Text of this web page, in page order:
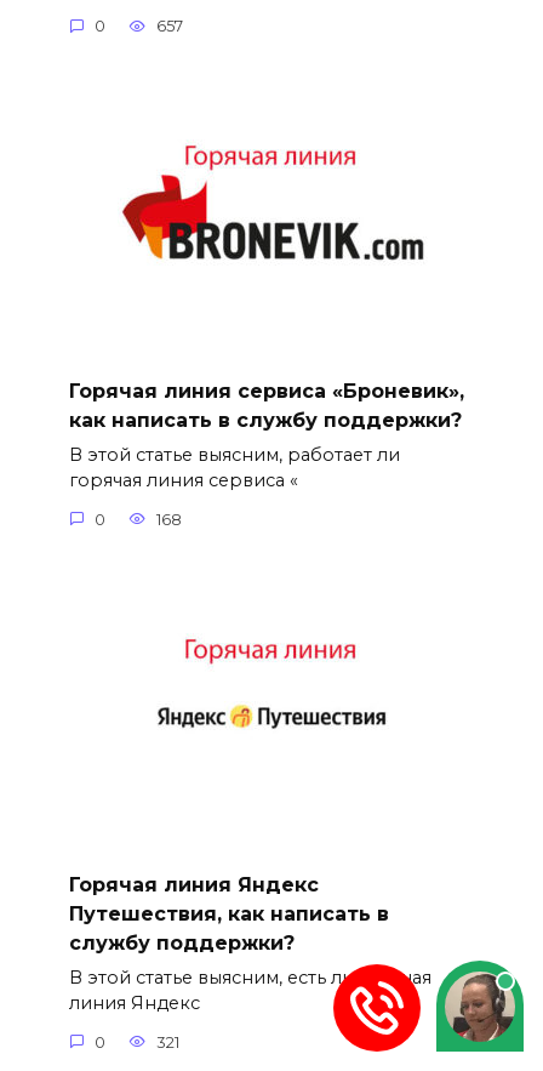
0 657
Горячая линия сервиса «Броневик»,
как написать в службу поддержки?
В этой статье выясним, работает ли
горячая линия сервиса «
0 168
Горячая линия Яндекс
Путешествия, как написать в
службу поддержки?
В этой статье выясним, есть ли горячая
линия Яндекс
0 321